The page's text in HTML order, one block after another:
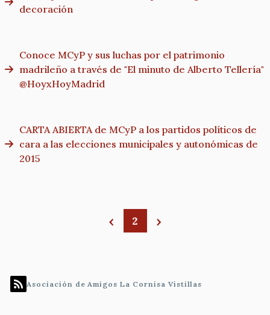
decoración
Conoce MCyP y sus luchas por el patrimonio
madrileño a través de "El minuto de Alberto Tellería"
@HoyxHoyMadrid
CARTA ABIERTA de MCyP a los partidos políticos de
cara a las elecciones municipales y autonómicas de
2015
2
Asociación de Amigos La Cornisa Vistillas